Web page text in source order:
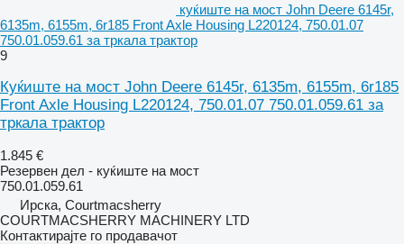
куќиште на мост John Deere 6145r,
6135m, 6155m, 6r185 Front Axle Housing L220124, 750.01.07
750.01.059.61 за тркала трактор
9
Куќиште на мост John Deere 6145r, 6135m, 6155m, 6r185
Front Axle Housing L220124, 750.01.07 750.01.059.61 за
тркала трактор
1.845 €
Резервен дел - куќиште на мост
750.01.059.61
Ирска, Courtmacsherry
COURTMACSHERRY MACHINERY LTD
Контактирајте го продавачот